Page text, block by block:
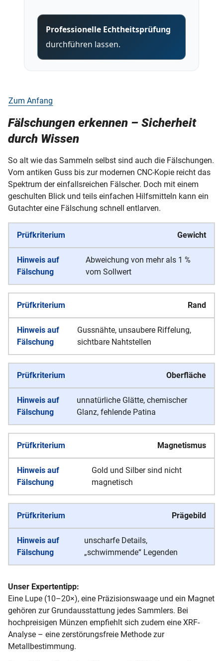
Professionelle Echtheitsprüfung
durchführen lassen.
Zum Anfang
Fälschungen erkennen – Sicherheit
durch Wissen
So alt wie das Sammeln selbst sind auch die Fälschungen.
Vom antiken Guss bis zur modernen CNC-Kopie reicht das
Spektrum der einfallsreichen Fälscher. Doch mit einem
geschulten Blick und teils einfachen Hilfsmitteln kann ein
Gutachter eine Fälschung schnell entlarven.
Gewicht
Abweichung von mehr als 1 %
vom Sollwert
Rand
Gussnähte, unsaubere Riffelung,
sichtbare Nahtstellen
Oberfläche
unnatürliche Glätte, chemischer
Glanz, fehlende Patina
Magnetismus
Gold und Silber sind nicht
magnetisch
Prägebild
unscharfe Details,
„schwimmende“ Legenden
Unser Expertentipp:
Eine Lupe (10–20×), eine Präzisionswaage und ein Magnet
gehören zur Grundausstattung jedes Sammlers. Bei
hochpreisigen Münzen empfiehlt sich zudem eine XRF-
Analyse – eine zerstörungsfreie Methode zur
Metallbestimmung.